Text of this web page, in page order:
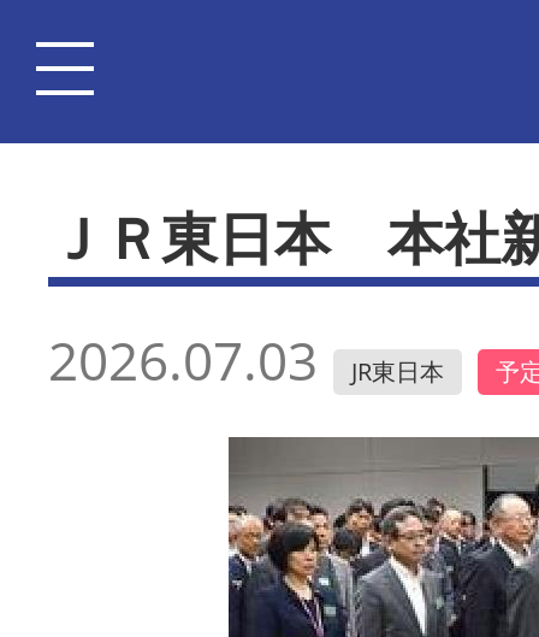
ＪＲ東日本 本社
2026.07.03 JR東日本 予